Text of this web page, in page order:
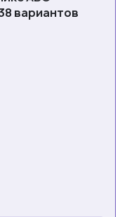
вариантов